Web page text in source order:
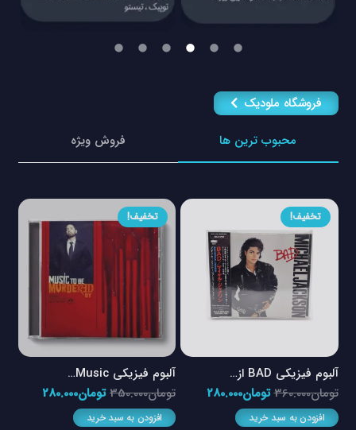
فروشگاه ملودیک
محبوب ترین ها
فروش ویژه
تخفیف!
آلبوم فیزیکی BAD از…
تومان360.000قیمت
اصلی
تومان280.000قیمت
افزودن به سبد خرید
تخفیف!
آلبوم فیزیکی Music…
تومان350.000قیمت
اصلی
تومان280.000قیمت
افزودن به سبد خرید